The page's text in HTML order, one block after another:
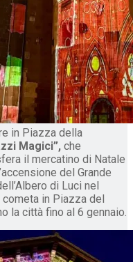
in Piazza della
Magici”, che
il mercatino di Natale
del Grande
di Luci nel
in Piazza del
la città fino al 6 gennaio.